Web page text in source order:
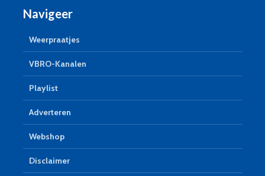
Navigeer
Weerpraatjes
VBRO-Kanalen
Playlist
Adverteren
Webshop
Disclaimer